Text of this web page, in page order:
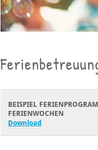
BEISPIEL
FERIENWOCHEN
Download